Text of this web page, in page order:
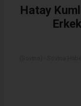
Hatay